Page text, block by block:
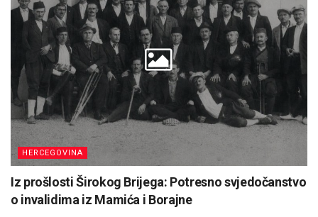
HERCEGOVINA
Iz prošlosti Širokog Brijega: Potresno svjedočanstvo
o invalidima iz Mamića i Borajne